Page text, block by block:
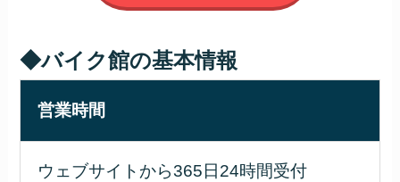
◆バイク館の基本情報
営業時間
ウェブサイトから365日24時間受付